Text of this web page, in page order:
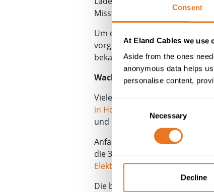
Consent
At Eland Cables we use
Aside from the ones
anonymous data helps
personalise content,
Necessary
Decline
Misstrauen gegenüber dem
Um diesen Bedenken
vorgesehen, um die
bekannten Hauptstraßennetz.
Wachstum der
Viele Branchen haben bereits
in Höhe von 8 Millionen Pfund
und Ladeinfrastruktur für mehr
Anfang des Jahresgab die BT
die 3500 Fahrzeuge umfasst
Elektrofahrzeugen seit Mai in
Die britischen